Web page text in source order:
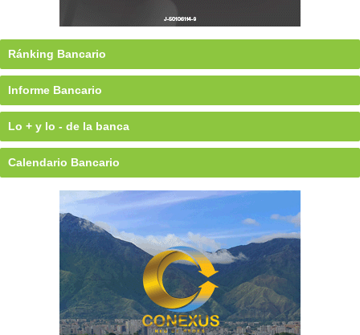
Ránking Bancario
Informe Bancario
Lo + y lo - de la banca
Calendario Bancario